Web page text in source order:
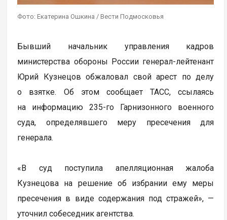
Фото: Екатерина Ошкина / Вести Подмосковья
Бывший начальник управления кадров
министерства обороны России генерал-лейтенант
Юрий Кузнецов обжаловал свой арест по делу
о взятке. Об этом сообщает ТАСС, ссылаясь
на информацию 235-го Гарнизонного военного
суда, определявшего меру пресечения для
генерала.
«В суд поступила апелляционная жалоба
Кузнецова на решение об избрании ему меры
пресечения в виде содержания под стражей», —
уточнил собеседник агентства.